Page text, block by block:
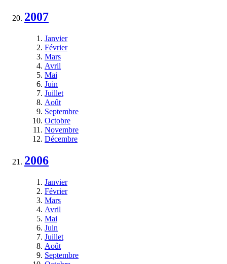
2007
Janvier
Février
Mars
Avril
Mai
Juin
Juillet
Août
Septembre
Octobre
Novembre
Décembre
2006
Janvier
Février
Mars
Avril
Mai
Juin
Juillet
Août
Septembre